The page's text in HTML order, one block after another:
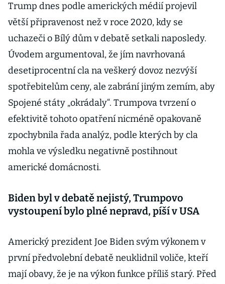
Trump dnes podle amerických médií projevil
větší připravenost než v roce 2020, kdy se
uchazeči o Bílý dům v debatě setkali naposledy.
Úvodem argumentoval, že jím navrhovaná
desetiprocentní cla na veškerý dovoz nezvýší
spotřebitelům ceny, ale zabrání jiným zemím, aby
Spojené státy „okrádaly“. Trumpova tvrzení o
efektivitě tohoto opatření nicméně opakovaně
zpochybnila řada analýz, podle kterých by cla
mohla ve výsledku negativně postihnout
americké domácnosti.
Biden byl v debatě nejistý, Trumpovo
vystoupení bylo plné nepravd, píší v USA
Americký prezident Joe Biden svým výkonem v
první předvolební debatě neuklidnil voliče, kteří
mají obavy, že je na výkon funkce příliš starý. Před